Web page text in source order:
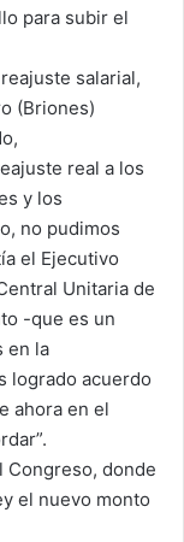
para subir el
salarial,
(Briones)
real a los
y los
no pudimos
el Ejecutivo
Unitaria de
-que es un
en la
logrado acuerdo
ahora en el
Congreso, donde
el nuevo monto